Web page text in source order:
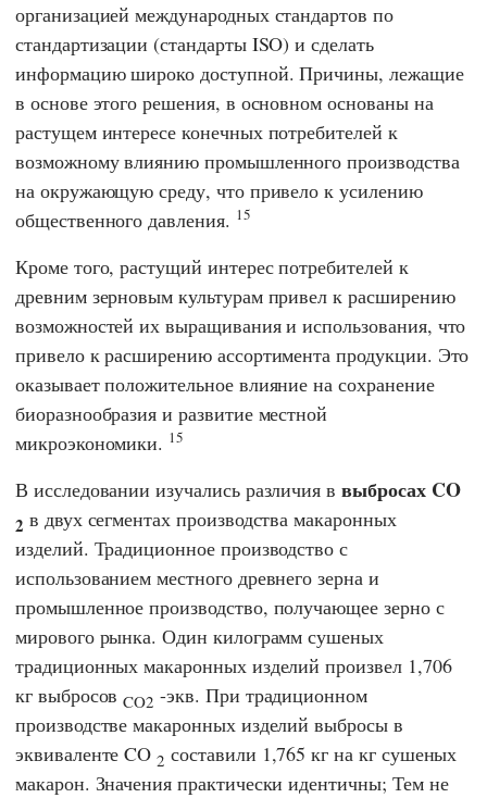
организацией международных стандартов по
стандартизации (стандарты ISO) и сделать
информацию широко доступной. Причины, лежащие
в основе этого решения, в основном основаны на
растущем интересе конечных потребителей к
возможному влиянию промышленного производства
на окружающую среду, что привело к усилению
общественного давления. 15
Кроме того, растущий интерес потребителей к
древним зерновым культурам привел к расширению
возможностей их выращивания и использования, что
привело к расширению ассортимента продукции. Это
оказывает положительное влияние на сохранение
биоразнообразия и развитие местной
микроэкономики. 15
В исследовании изучались различия ввыбросах CO
2 в двух сегментах производства макаронных
изделий. Традиционное производство с
использованием местного древнего зерна и
промышленное производство, получающее зерно с
мирового рынка. Один килограмм сушеных
традиционных макаронных изделий произвел 1,706
кг выбросовCO2 -экв. При традиционном
производстве макаронных изделий выбросы в
эквиваленте CO2 составили 1,765 кг на кг сушеных
макарон. Значения практически идентичны; Тем не